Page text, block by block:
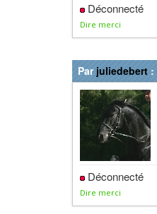
Déconnecté
Dire merci
Par juliedebert :
Déconnecté
Dire merci